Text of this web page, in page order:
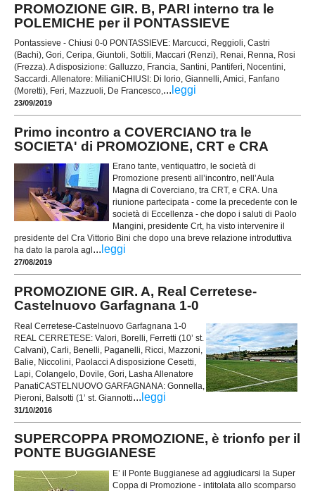
PROMOZIONE GIR. B, PARI interno tra le
POLEMICHE per il PONTASSIEVE
Pontassieve - Chiusi 0-0 PONTASSIEVE: Marcucci, Reggioli, Castri
(Bachi), Gori, Ceripa, Giuntoli, Sottili, Maccari (Renzi), Renai, Renna, Rosi
(Frezza). A disposizione: Galluzzo, Francia, Santini, Pantiferi, Nocentini,
Saccardi. Allenatore: MilianiCHIUSI: Di Iorio, Giannelli, Amici, Fanfano
(Moretti), Feri, Mazzuoli, De Francesco,... leggi
23/09/2019
Primo incontro a COVERCIANO tra le
SOCIETA' di PROMOZIONE, CRT e CRA
Erano tante, ventiquattro, le società di
Promozione presenti all’incontro, nell’Aula
Magna di Coverciano, tra CRT, e CRA. Una
riunione partecipata - come la precedente con le
società di Eccellenza - che dopo i saluti di Paolo
Mangini, presidente Crt, ha visto intervenire il
presidente del Cra Vittorio Bini che dopo una breve relazione introduttiva
ha dato la parola agl ... leggi
27/08/2019
PROMOZIONE GIR. A, Real Cerretese-
Castelnuovo Garfagnana 1-0
Real Cerretese-Castelnuovo Garfagnana 1-0
REAL CERRETESE: Valori, Borelli, Ferretti (10’ st.
Calvani), Carli, Benelli, Paganelli, Ricci, Mazzoni,
Balie, Niccolini, Paolacci A disposizione Cesetti,
Lapi, Colangelo, Dovile, Gori, Lasha Allenatore
PanatiCASTELNUOVO GARFAGNANA: Gonnella,
Pieroni, Balsotti (1’ st. Giannotti... leggi
31/10/2016
SUPERCOPPA PROMOZIONE, è trionfo per il
PONTE BUGGIANESE
E’ il Ponte Buggianese ad aggiudicarsi la Super
Coppa di Promozione - intitolata allo scomparso